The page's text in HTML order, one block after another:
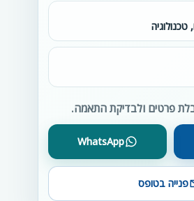
טכנולוגיה
פרטים ולבדיקת התאמה.
WhatsApp
פנייה בטופס